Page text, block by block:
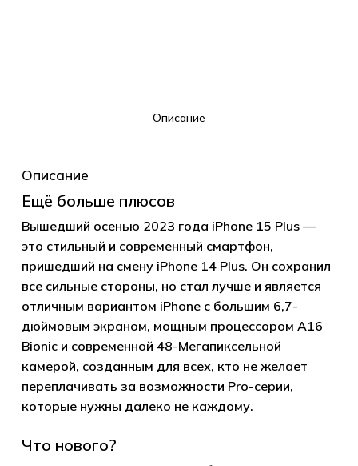
Описание
Описание
Ещё больше плюсов
Вышедший осенью 2023 года iPhone 15 Plus —
это стильный и современный смартфон,
пришедший на смену iPhone 14 Plus. Он сохранил
все сильные стороны, но стал лучше и является
отличным вариантом iPhone с большим 6,7-
дюймовым экраном, мощным процессором A16
Bionic и современной 48-Мегапиксельной
камерой, созданным для всех, кто не желает
переплачивать за возможности Pro-серии,
которые нужны далеко не каждому.
Что нового?